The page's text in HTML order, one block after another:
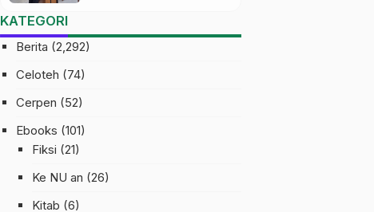
KATEGORI
Berita (2,292)
Celoteh (74)
Cerpen (52)
Ebooks (101)
Fiksi (21)
Ke NU an (26)
Kitab (6)